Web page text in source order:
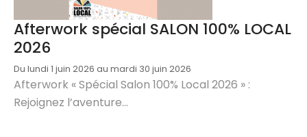
Afterwork spécial SALON 100% LOCAL
2026
Du lundi 1 juin 2026 au mardi 30 juin 2026
Afterwork « Spécial Salon 100% Local 2026 » :
Rejoignez l’aventure...